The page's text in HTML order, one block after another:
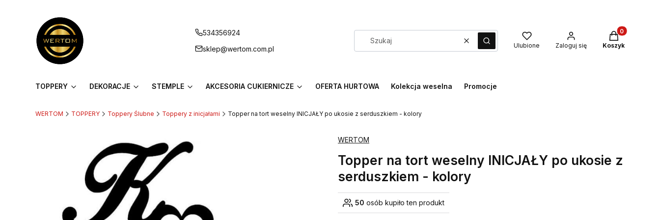
534356924
sklep@wertom.com.pl
WyczyśćSzukaj Ulubione Zaloguj się
Produkty w
Koszyk
TOPPERY DEKORACJE STEMPLE AKCESORIA CUKIERNICZE OFERTA HURTOWA Kolekcja weselna Promocje
WERTOM TOPPERY Toppery Ślubne Toppery z inicjałami Topper na tort weselny INICJAŁY po ukosie z serduszkiem - kolory
WERTOM
Topper na tort weselny INICJAŁY po ukosie z
serduszkiem - kolory
50 osób kupiło ten produkt